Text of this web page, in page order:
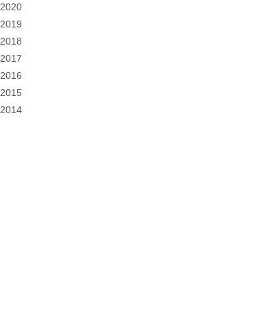
2020
2019
2018
2017
2016
2015
2014